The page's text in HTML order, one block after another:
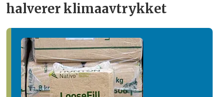
halverer klima­avtrykket